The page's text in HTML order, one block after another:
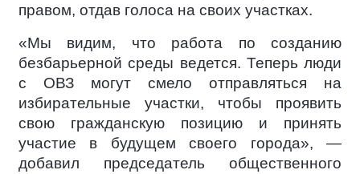
правом, отдав голоса на своих участках.
«Мы видим, что работа по созданию
безбарьерной среды ведется. Теперь люди
с ОВЗ могут смело отправляться на
избирательные участки, чтобы проявить
свою гражданскую позицию и принять
участие в будущем своего города», —
добавил председатель общественного